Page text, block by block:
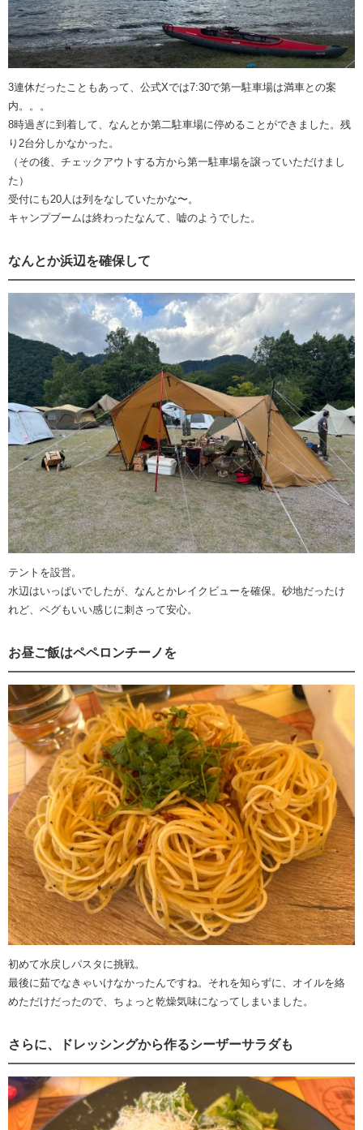
3連休だったこともあって、公式Xでは7:30で第一駐車場は満車との案
内。。。
8時過ぎに到着して、なんとか第二駐車場に停めることができました。残
り2台分しかなかった。
（その後、チェックアウトする方から第一駐車場を譲っていただけまし
た）
受付にも20人は列をなしていたかな〜。
キャンプブームは終わったなんて、嘘のようでした。
なんとか浜辺を確保して
テントを設営。
水辺はいっぱいでしたが、なんとかレイクビューを確保。砂地だったけ
れど、ペグもいい感じに刺さって安心。
お昼ご飯はペペロンチーノを
初めて水戻しパスタに挑戦。
最後に茹でなきゃいけなかったんですね。それを知らずに、オイルを絡
めただけだったので、ちょっと乾燥気味になってしまいました。
さらに、ドレッシングから作るシーザーサラダも